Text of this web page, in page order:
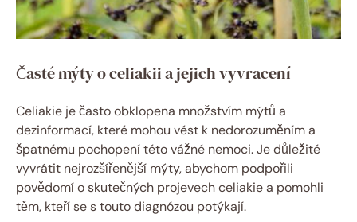
Časté mýty o celiakii a jejich vyvracení
Celiakie je často obklopena množstvím mýtů a
dezinformací, které mohou vést k nedorozuměním a
špatnému pochopení této vážné nemoci. Je důležité
vyvrátit nejrozšířenější mýty, abychom podpořili
povědomí o skutečných projevech celiakie a pomohli
těm, kteří se s touto diagnózou potýkají.